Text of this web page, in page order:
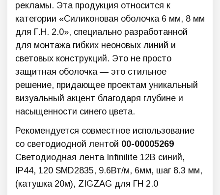
рекламы. Эта продукция относится к
категории «Силиконовая оболочка 6 мм, 8 мм
для Г.Н. 2.0», специально разработанной
для монтажа гибких неоновых линий и
световых конструкций. Это не просто
защитная оболочка — это стильное
решение, придающее проектам уникальный
визуальный акцент благодаря глубине и
насыщенности синего цвета.
Рекомендуется совместное использование
со светодиодной лентой 00-00005269
Светодиодная лента Infinilite 12В синий,
IP44, 120 SMD2835, 9.6Вт/м, 6мм, шаг 8.3 мм,
(катушка 20м), ZIGZAG для ГН 2.0